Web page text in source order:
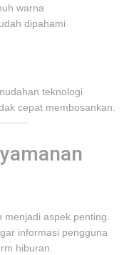
warna
dipahami
teknologi
cepat membosankan.
aspek penting.
informasi pengguna
hiburan.